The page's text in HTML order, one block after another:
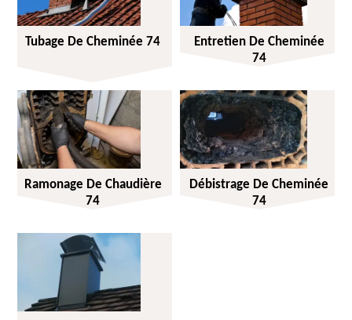
Tubage De Cheminée 74
Entretien De Cheminée
74
Ramonage De Chaudière
74
Débistrage De Cheminée
74